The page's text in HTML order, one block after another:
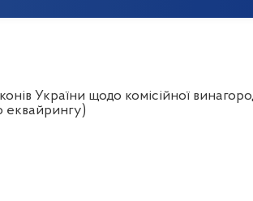
України щодо комісійної
еквайрингу)